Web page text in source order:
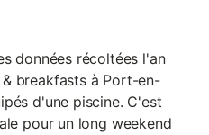
données récoltées l'an
breakfasts à Port-en-
d'une piscine. C'est
pour un long weekend